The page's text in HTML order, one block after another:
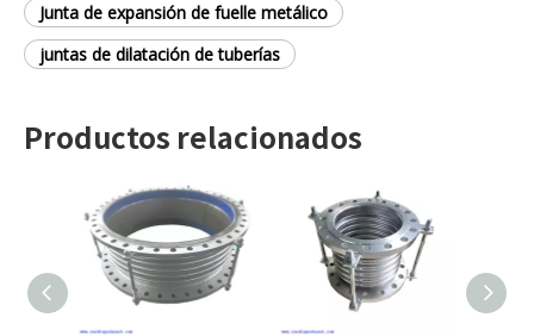
Junta de expansión de fuelle metálico
juntas de dilatación de tuberías
Productos relacionados